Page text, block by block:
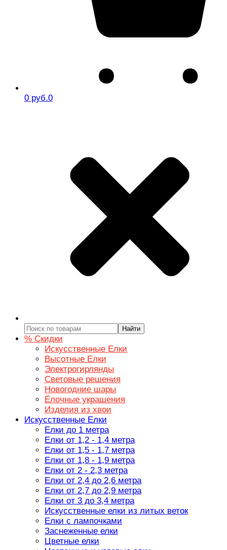
0 руб.0
Найти
% Скидки
Искусственные Елки
Высотные Елки
Электрогирлянды
Световые решения
Новогодние шары
Ёлочные украшения
Изделия из хвои
Искусственные Елки
Елки до 1 метра
Елки от 1,2 - 1,4 метра
Елки от 1,5 - 1,7 метра
Елки от 1,8 - 1,9 метра
Елки от 2 - 2,3 метра
Елки от 2,4 до 2,6 метра
Елки от 2,7 до 2,9 метра
Елки от 3 до 3,4 метра
Искусственные елки из литых веток
Елки с лампочками
Заснеженные елки
Цветные елки